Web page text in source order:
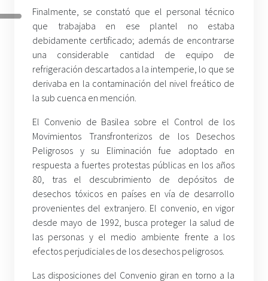
Finalmente, se constató que el personal técnico
que trabajaba en ese plantel no estaba
debidamente certificado; además de encontrarse
una considerable cantidad de equipo de
refrigeración descartados a la intemperie, lo que se
derivaba en la contaminación del nivel freático de
la sub cuenca en mención.
El Convenio de Basilea sobre el Control de los
Movimientos Transfronterizos de los Desechos
Peligrosos y su Eliminación fue adoptado en
respuesta a fuertes protestas públicas en los años
80, tras el descubrimiento de depósitos de
desechos tóxicos en países en vía de desarrollo
provenientes del extranjero. El convenio, en vigor
desde mayo de 1992, busca proteger la salud de
las personas y el medio ambiente frente a los
efectos perjudiciales de los desechos peligrosos.
Las disposiciones del Convenio giran en torno a la